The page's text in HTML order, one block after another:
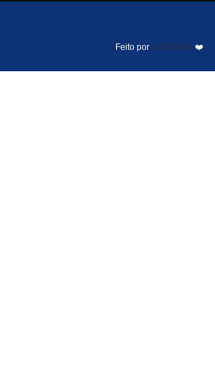
Feito por SATO ADS ❤️